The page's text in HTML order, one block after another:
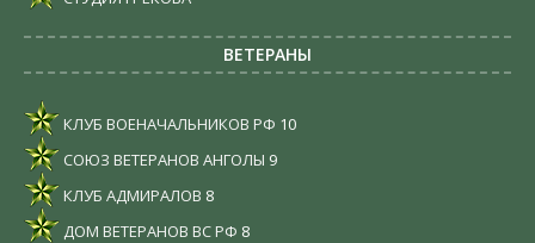
ВЕТЕРАНЫ
КЛУБ ВОЕНАЧАЛЬНИКОВ РФ 10
СОЮЗ ВЕТЕРАНОВ АНГОЛЫ 9
КЛУБ АДМИРАЛОВ 8
ДОМ ВЕТЕРАНОВ ВС РФ 8